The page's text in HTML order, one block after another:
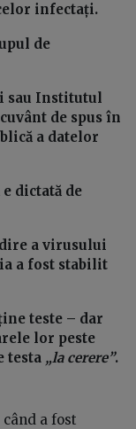
infectați.
de
sau Institutul
de spus în
a datelor
dictată de
a virusului
a fost stabilit
teste – dar
lor peste
testa „la cerere”.
a fost